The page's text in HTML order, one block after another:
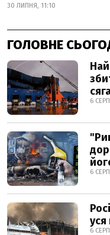
30 ЛИПНЯ, 11:10
ГОЛОВНЕ
6
6
уся
6